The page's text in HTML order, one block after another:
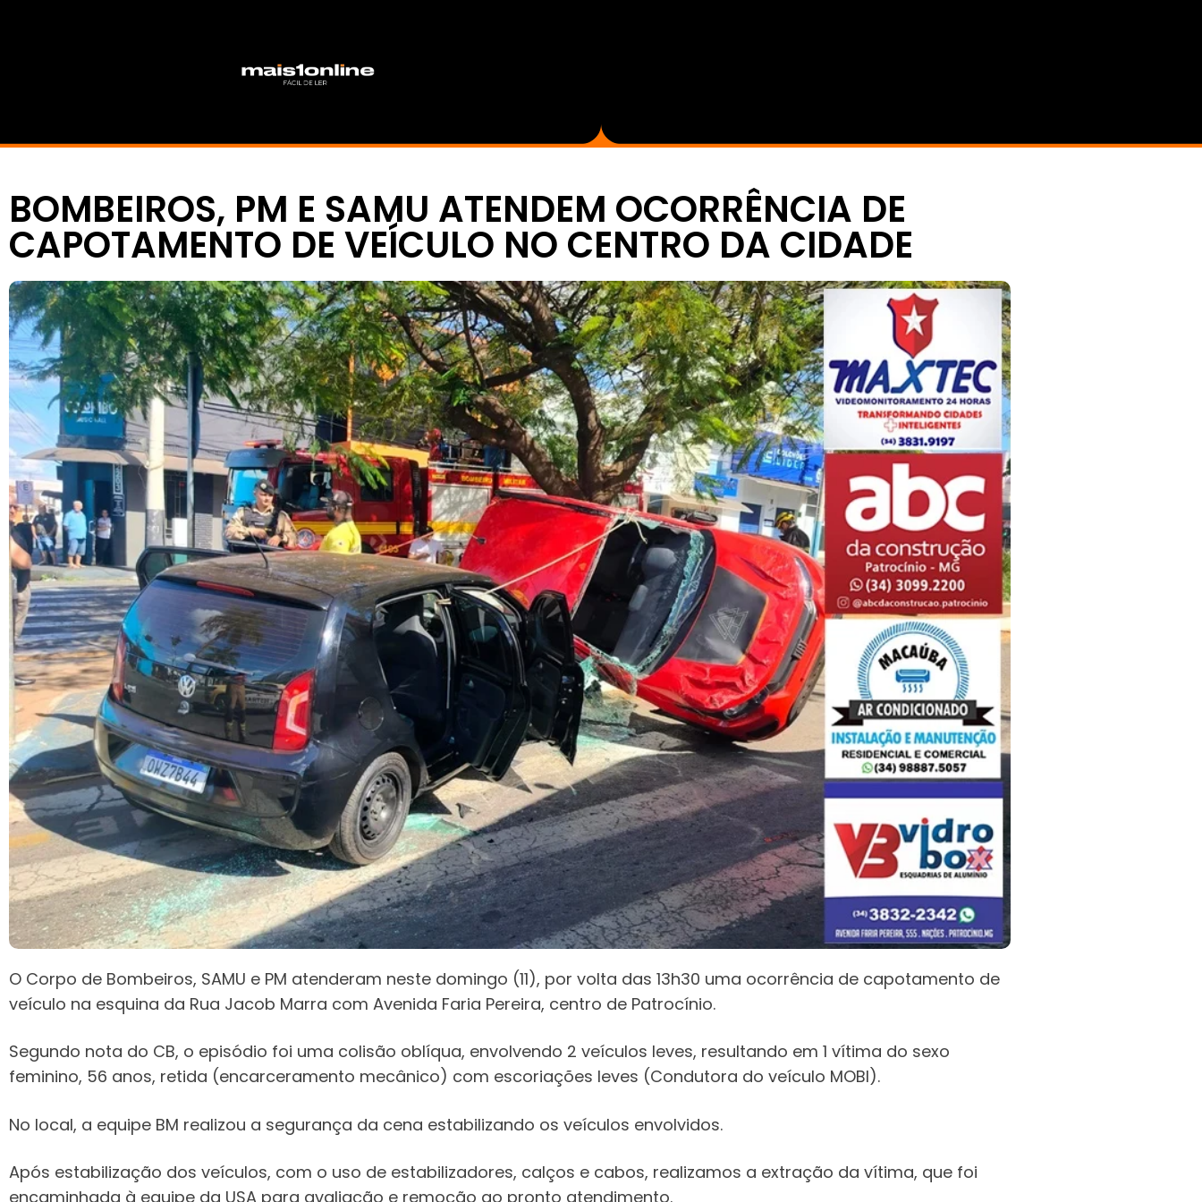
BOMBEIROS, PM E SAMU ATENDEM OCORRÊNCIA DE
CAPOTAMENTO DE VEÍCULO NO CENTRO DA CIDADE
O Corpo de Bombeiros, SAMU e PM atenderam neste domingo (11), por volta das 13h30 uma ocorrência de capotamento de
veículo na esquina da Rua Jacob Marra com Avenida Faria Pereira, centro de Patrocínio.
Segundo nota do CB, o episódio foi uma colisão oblíqua, envolvendo 2 veículos leves, resultando em 1 vítima do sexo
feminino, 56 anos, retida (encarceramento mecânico) com escoriações leves (Condutora do veículo MOBI).
No local, a equipe BM realizou a segurança da cena estabilizando os veículos envolvidos.
Após estabilização dos veículos, com o uso de estabilizadores, calços e cabos, realizamos a extração da vítima, que foi
encaminhada à equipe da USA para avaliação e remoção ao pronto atendimento.